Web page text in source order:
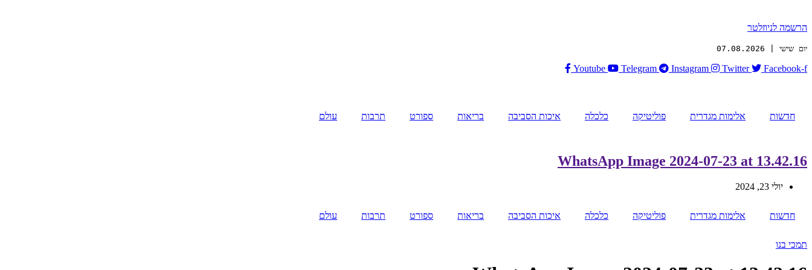
הרשמה לניוזלטר
יום שישי | 07.08.2026
Youtube Telegram Instagram Twitter Facebook-f
חדשות אלימות מגדרית פוליטיקה כלכלה איכות הסביבה בריאות ספורט תרבות עולם
WhatsApp Image 2024-07-23 at 13.42.16
יולי 23, 2024
חדשות אלימות מגדרית פוליטיקה כלכלה איכות הסביבה בריאות ספורט תרבות עולם
תמכי בנו